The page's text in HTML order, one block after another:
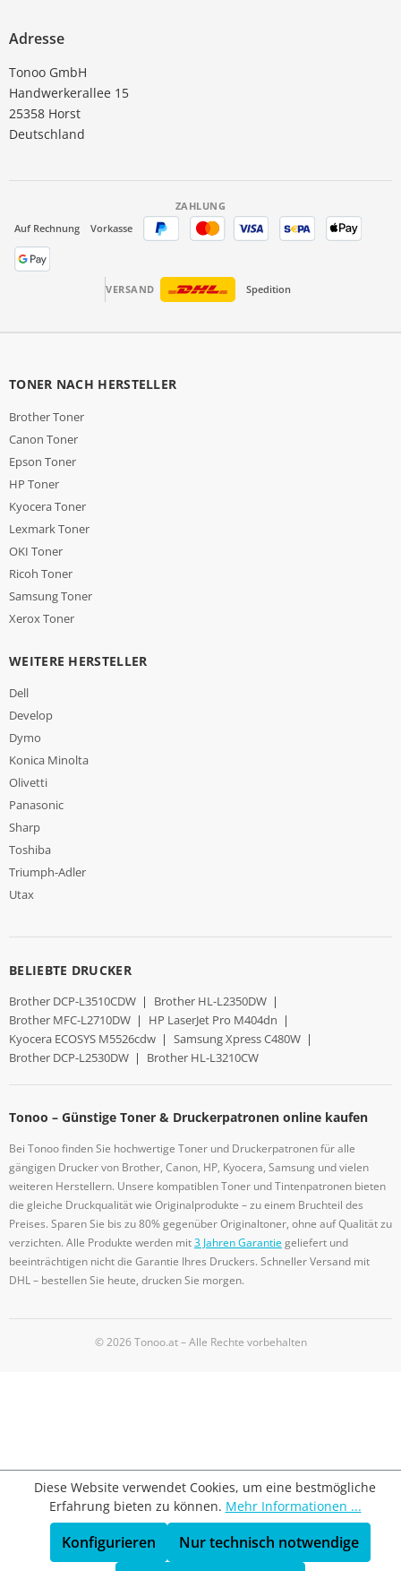
Adresse
Tonoo GmbH
Handwerkerallee 15
25358 Horst
Deutschland
ZAHLUNG
Auf Rechnung
Vorkasse
VERSAND Spedition
TONER NACH HERSTELLER
Brother Toner
Canon Toner
Epson Toner
HP Toner
Kyocera Toner
Lexmark Toner
OKI Toner
Ricoh Toner
Samsung Toner
Xerox Toner
WEITERE HERSTELLER
Dell
Develop
Dymo
Konica Minolta
Olivetti
Panasonic
Sharp
Toshiba
Triumph-Adler
Utax
BELIEBTE DRUCKER
Brother DCP-L3510CDW | Brother HL-L2350DW |
Brother MFC-L2710DW | HP LaserJet Pro M404dn |
Kyocera ECOSYS M5526cdw | Samsung Xpress C480W |
Brother DCP-L2530DW | Brother HL-L3210CW
Tonoo – Günstige Toner & Druckerpatronen online kaufen
Bei Tonoo finden Sie hochwertige Toner und Druckerpatronen für alle
gängigen Drucker von Brother, Canon, HP, Kyocera, Samsung und vielen
weiteren Herstellern. Unsere kompatiblen Toner und Tintenpatronen bieten
die gleiche Druckqualität wie Originalprodukte – zu einem Bruchteil des
Preises. Sparen Sie bis zu 80% gegenüber Originaltoner, ohne auf Qualität zu
verzichten. Alle Produkte werden mit3 Jahren Garantiegeliefert und
beeinträchtigen nicht die Garantie Ihres Druckers. Schneller Versand mit
DHL – bestellen Sie heute, drucken Sie morgen.
© 2026 Tonoo.at – Alle Rechte vorbehalten
Diese Website verwendet Cookies, um eine bestmögliche
Erfahrung bieten zu können. Mehr Informationen ...
Nur technisch notwendige
Konfigurieren